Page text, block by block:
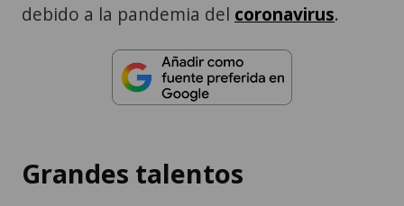
debido a la pandemia del coronavirus.
Grandes talentos